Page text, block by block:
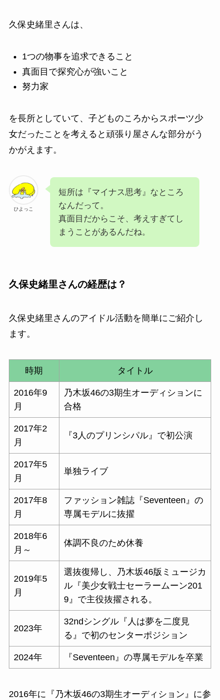
久保史緒里さんは、
1つの物事を追求できること
真面目で探究心が強いこと
努力家
を長所としていて、子どものころからスポーツ少
女だったことを考えると頑張り屋さんな部分がう
かがえます。
ひよっこ
短所は『マイナス思考』なところ
なんだって。
真面目だからこそ、考えすぎてし
まうことがあるんだね。
久保史緒里さんの経歴は？
久保史緒里 さんのアイドル活動を簡単にご紹介し
ます。
時期 タイトル
2016年9
月
乃木坂46の3期生オーディションに
合格
2017年2
月
『3人のプリンシパル』で初公演
2017年5
月
単独ライブ
2017年8
月
ファッション雑誌『Seventeen』の
専属モデルに抜擢
2018年6
月～
体調不良のため休養
2019年5
月
選抜復帰し、乃木坂46版ミュージカ
ル『美少女戦士セーラームーン201
9』で主役抜擢される。
2023年
32ndシングル『人は夢を二度見
る』で初のセンターポジション
2024年 『Seventeen』の専属モデルを卒業
2016年に『乃木坂46の3期生オーディション』に参